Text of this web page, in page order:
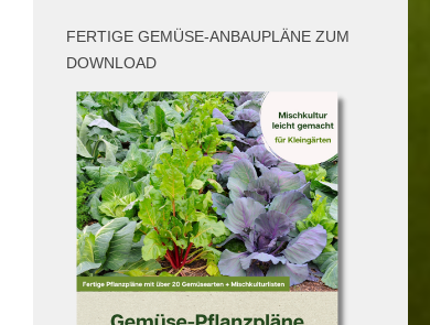
FERTIGE GEMÜSE-ANBAUPLÄNE ZUM
DOWNLOAD